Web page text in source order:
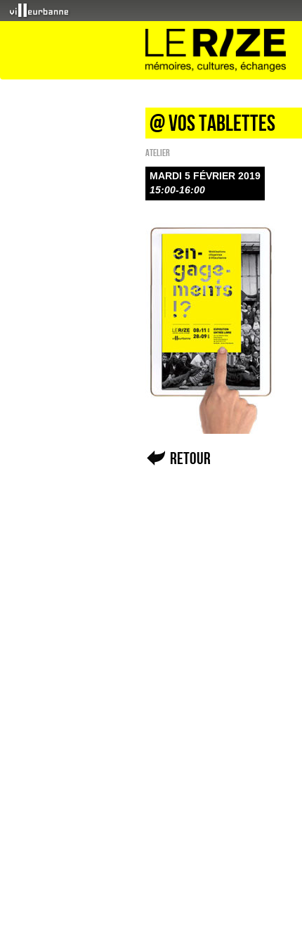
@ vos tablettes
Atelier
MARDI 5 FÉVRIER 2019
15:00-16:00
Retour